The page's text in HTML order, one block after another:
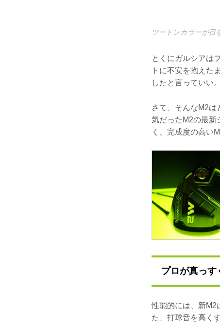
ツートンカラーが目
とくにガルシアは
トに不安を抱えた
したと言っていい。
さて、そんなM2は
気だったM2の最新
く、完成度の高い
プロが真っす
性能的には、新M2
た、打球音を高く